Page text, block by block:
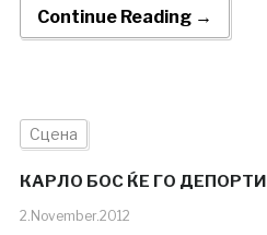
Continue Reading →
Сцена
КАРЛО БОС ЌЕ ГО
2.November.2012